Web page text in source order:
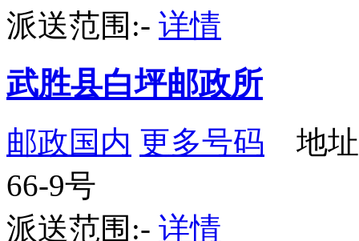
派送范围:- 详情
武胜县白坪邮政所
邮政国内 更多号码 地址
66-9号
派送范围:- 详情